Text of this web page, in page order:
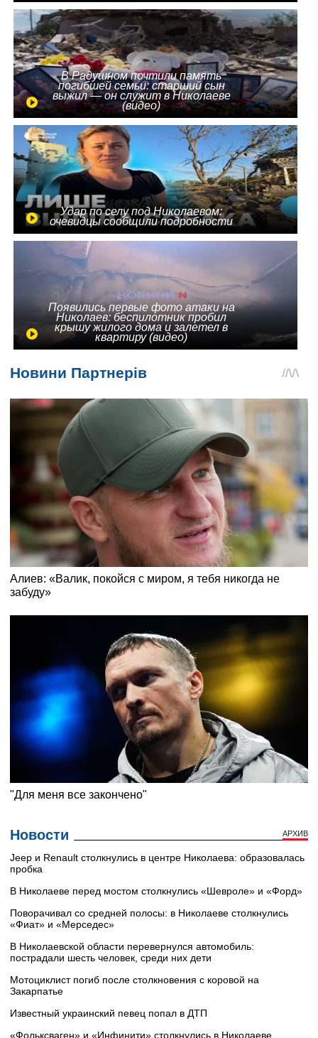
В Радушном почтили память
погибшей семьи: старший сын
выжил — он служит в Николаеве
(видео)
Удар по селу под Николаевом:
очевидцы сообщили подробности
Появились первые фото атаки на
Николаев: беспилотник пробил
крышу жилого дома и залетел в
квартиру (видео)
Новости АРХИВ
Jeep и Renault столкнулись в центре Николаева: образовалась
пробка
В Николаеве перед мостом столкнулись «Шевроле» и «Форд»
Поворачивал со средней полосы: в Николаеве столкнулись
«Фиат» и «Мерседес»
В Николаевской области перевернулся автомобиль:
пострадали шесть человек, среди них дети
Мотоциклист погиб после столкновения с коровой на
Закарпатье
Известный украинский певец попал в ДТП
«Фольксваген» и «Инфинити» столкнулись в Николаеве